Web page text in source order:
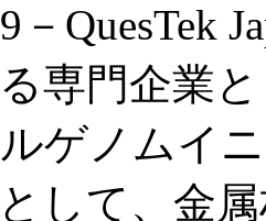
QuesTek
専門企業
ゲノムイ
して、金